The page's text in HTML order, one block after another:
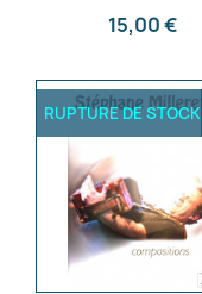
15,00 €
RUPTURE DE STOCK